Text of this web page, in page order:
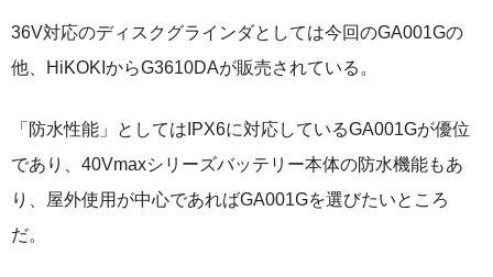
36V対応のディスクグラインダとしては今回のGA001Gの
他、HiKOKIからG3610DAが販売されている。
「防水性能」としてはIPX6に対応しているGA001Gが優位
であり、40Vmaxシリーズバッテリー本体の防水機能もあ
り、屋外使用が中心であればGA001Gを選びたいところ
だ。